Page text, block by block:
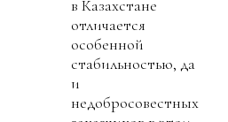
в Казахстане
отличается
особенной
стабильностью, да
и
недобросовестных